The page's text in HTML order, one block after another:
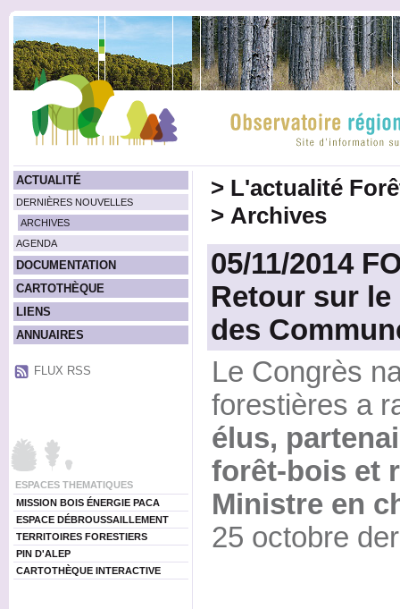
ACTUALITÉ
DERNIÈRES NOUVELLES
ARCHIVES
AGENDA
DOCUMENTATION
CARTOTHÈQUE
LIENS
ANNUAIRES
FLUX RSS
ESPACES THEMATIQUES
MISSION BOIS ÉNERGIE PACA
ESPACE DÉBROUSSAILLEMENT
TERRITOIRES FORESTIERS
PIN D'ALEP
CARTOTHÈQUE INTERACTIVE
> L'actualité
> Archives
05/11/2014
Retour sur
des
Le Congrès
forestières a
élus,
forêt-bois et
Ministre en
25 octobre